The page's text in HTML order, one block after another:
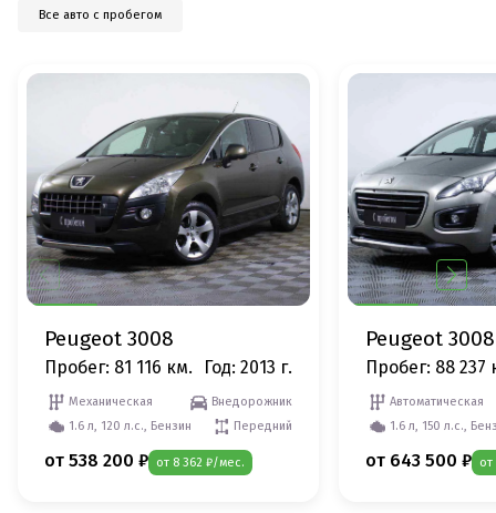
Все авто с пробегом
Peugeot 3008
Пробег: 81 116 км. Год: 2013 г.
Механическая
Внедорожник
1.6 л, 120 л.с., Бензин
Передний
от 538 200 ₽ от 8 362 ₽/мес.
Peugeot 3008
Пробег: 88 237
Автоматическая
1.6 л, 150 л.с.,
от 643 500 ₽